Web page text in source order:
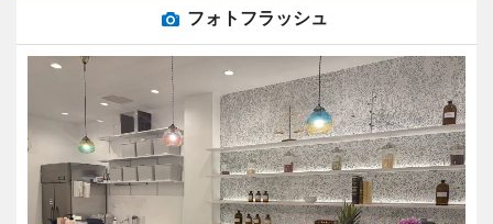
フォトフラッシュ